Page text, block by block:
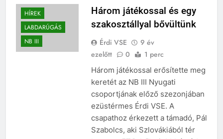
HÍREK
LABDARÚGÁS
NB III
Három játékossal és egy
szakosztállyal bővültünk
Érdi VSE
9 év
ezelőtt
0 1 perc
Három játékossal erősítette meg
keretét az NB III Nyugati
csoportjának előző szezonjában
ezüstérmes Érdi VSE. A
csapathoz érkezett a támadó, Pál
Szabolcs, aki Szlovákiából tér